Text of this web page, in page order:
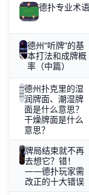
德扑专业术语
德州“听牌”的基
本打法和成牌概
率（中篇）
德州扑克里的湿
润牌面、潮湿牌
面是什么意思？
干燥牌面是什么
意思？
牌局结束就不再
去想它？错！
——德扑玩家需
改正的十大错误